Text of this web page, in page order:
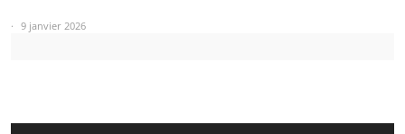
9 janvier 2026